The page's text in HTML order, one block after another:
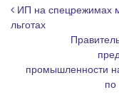
r
m
Навигация
ИП на спецрежимах
льготах
промышленности
по